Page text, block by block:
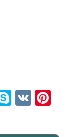
Skype
VK